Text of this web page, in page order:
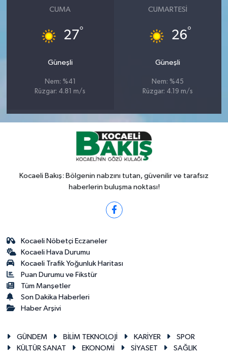
CUMA
27°
Güneşli
Nem: %41
Rüzgar: 4.81 m/s
CUMARTESI
26°
Güneşli
Nem: %45
Rüzgar: 4.19 m/s
Kocaeli Bakış: Bölgenin nabzını tutan, güvenilir ve tarafsız
haberlerin buluşma noktası!
Kocaeli Nöbetçi Eczaneler
Kocaeli Hava Durumu
Kocaeli Trafik Yoğunluk Haritası
Puan Durumu ve Fikstür
Tüm Manşetler
Son Dakika Haberleri
Haber Arşivi
GÜNDEM BİLİM TEKNOLOJİ KARİYER
SPOR
KÜLTÜR SANAT
EKONOMİ SİYASET SAĞLIK